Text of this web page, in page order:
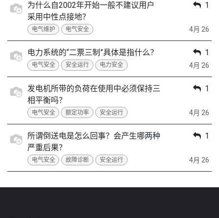
为什么自2002年开始一般不建议用户
采用中性点接地？
电气维护 电气安全
1
4月 26
电力系统的“二票三制”具体是指什么？
电气安全 安全运行 电力安全
1
4月 26
发电机所带的负荷在使用中必须保持三
相平衡吗？
电气安全 额定功率 安全运行
1
4月 26
所谓倒送电是怎么回事？会产生哪两种
严重后果？
电气安全 故障诊断 安全运行
1
4月 26